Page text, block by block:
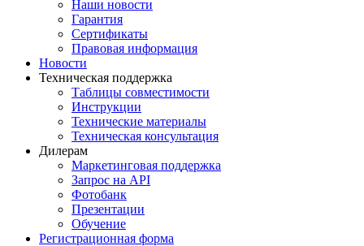
Наши новости
Гарантия
Сертификаты
Правовая информация
Новости
Техническая поддержка
Таблицы совместимости
Инструкции
Технические материалы
Техническая консультация
Дилерам
Маркетинговая поддержка
Запрос на API
Фотобанк
Презентации
Обучение
Регистрационная форма